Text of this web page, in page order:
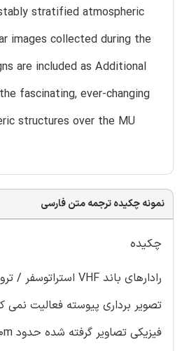
stratified atmospheric
images collected during the
are included as Additional
fascinating, ever-changing
structures over the MU
نمونه چکیده ترجمه متن فارسی
چکیده
تصویر برداری پیوسته فعالیت